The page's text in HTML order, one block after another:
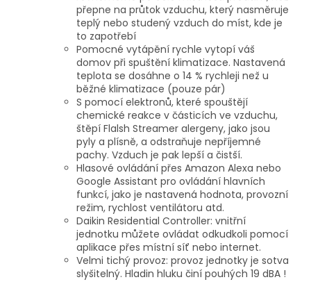
přepne na průtok vzduchu, který nasměruje
teplý nebo studený vzduch do míst, kde je
to zapotřebí
Pomocné vytápění rychle vytopí váš
domov při spuštění klimatizace. Nastavená
teplota se dosáhne o 14 % rychleji než u
běžné klimatizace (pouze pár)
S pomocí elektronů, které spouštějí
chemické reakce v částicích ve vzduchu,
štěpí Flalsh Streamer alergeny, jako jsou
pyly a plísně, a odstraňuje nepříjemné
pachy. Vzduch je pak lepší a čistší.
Hlasové ovládání přes Amazon Alexa nebo
Google Assistant pro ovládání hlavních
funkcí, jako je nastavená hodnota, provozní
režim, rychlost ventilátoru atd.
Daikin Residential Controller: vnitřní
jednotku můžete ovládat odkudkoli pomocí
aplikace přes místní síť nebo internet.
Velmi tichý provoz: provoz jednotky je sotva
slyšitelný. Hladin hluku činí pouhých 19 dBA !